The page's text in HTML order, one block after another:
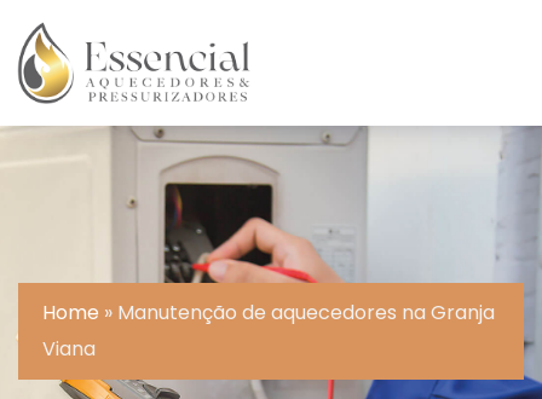
Home » Manutenção de aquecedores na Granja
Viana